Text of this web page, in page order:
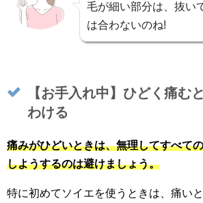
毛が細い部分は、抜い
は合わないのね!
【お手入れ中】ひどく痛む
わける
痛みがひどいときは、無理してすべて
しようするのは避けましょう。
特に初めてソイエを使うときは、痛い